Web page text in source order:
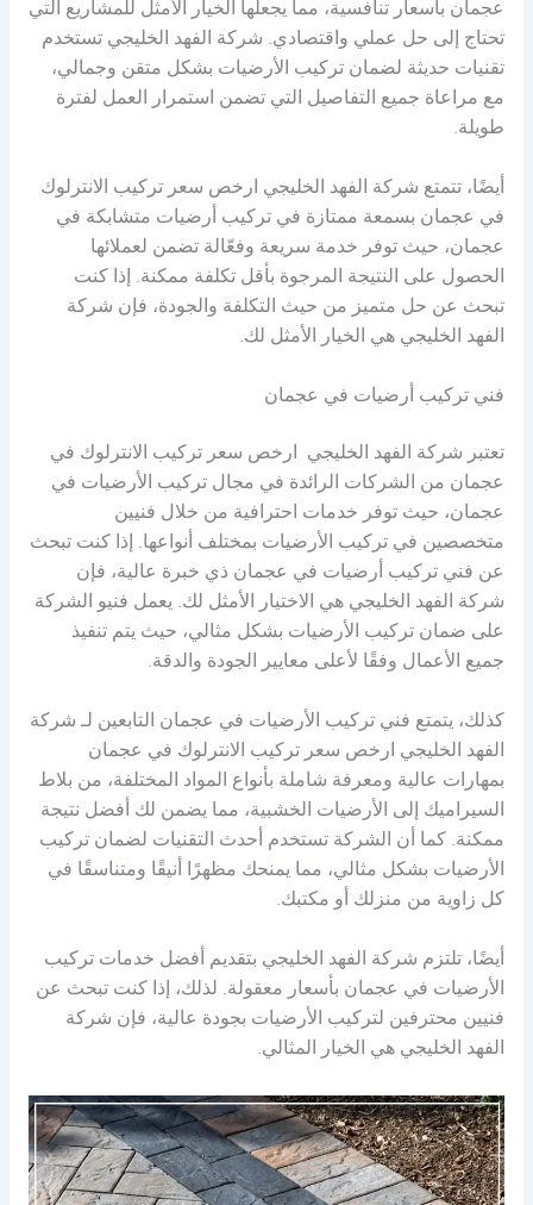
عجمان بأسعار تنافسية، مما يجعلها الخيار الأمثل للمشاريع التي
تحتاج إلى حل عملي واقتصادي. شركة الفهد الخليجي تستخدم
تقنيات حديثة لضمان تركيب الأرضيات بشكل متقن وجمالي،
مع مراعاة جميع التفاصيل التي تضمن استمرار العمل لفترة
طويلة.
أيضًا، تتمتع شركة الفهد الخليجي ارخص سعر تركيب الانترلوك
في عجمان بسمعة ممتازة في تركيب أرضيات متشابكة في
عجمان، حيث توفر خدمة سريعة وفعّالة تضمن لعملائها
الحصول على النتيجة المرجوة بأقل تكلفة ممكنة. إذا كنت
تبحث عن حل متميز من حيث التكلفة والجودة، فإن شركة
الفهد الخليجي هي الخيار الأمثل لك.
فني تركيب أرضيات في عجمان
تعتبر شركة الفهد الخليجي ارخص سعر تركيب الانترلوك في
عجمان من الشركات الرائدة في مجال تركيب الأرضيات في
عجمان، حيث توفر خدمات احترافية من خلال فنيين
متخصصين في تركيب الأرضيات بمختلف أنواعها. إذا كنت تبحث
عن فني تركيب أرضيات في عجمان ذي خبرة عالية، فإن
شركة الفهد الخليجي هي الاختيار الأمثل لك. يعمل فنيو الشركة
على ضمان تركيب الأرضيات بشكل مثالي، حيث يتم تنفيذ
جميع الأعمال وفقًا لأعلى معايير الجودة والدقة.
كذلك، يتمتع فني تركيب الأرضيات في عجمان التابعين لـ شركة
الفهد الخليجي ارخص سعر تركيب الانترلوك في عجمان
بمهارات عالية ومعرفة شاملة بأنواع المواد المختلفة، من بلاط
السيراميك إلى الأرضيات الخشبية، مما يضمن لك أفضل نتيجة
ممكنة. كما أن الشركة تستخدم أحدث التقنيات لضمان تركيب
الأرضيات بشكل مثالي، مما يمنحك مظهرًا أنيقًا ومتناسقًا في
كل زاوية من منزلك أو مكتبك.
أيضًا، تلتزم شركة الفهد الخليجي بتقديم أفضل خدمات تركيب
الأرضيات في عجمان بأسعار معقولة. لذلك، إذا كنت تبحث عن
فنيين محترفين لتركيب الأرضيات بجودة عالية، فإن شركة
الفهد الخليجي هي الخيار المثالي.